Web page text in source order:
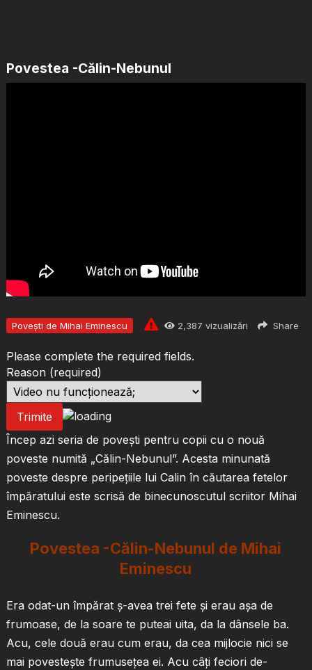
Povestea -Călin-Nebunul
Povești de Mihai Eminescu 2,387 vizualizări Share
Please complete the required fields.
Reason (required)
Trimite
Încep azi seria de povești pentru copii cu o nouă
poveste numită „Călin-Nebunul”. Acesta minunată
poveste despre peripețiile lui Calin în căutarea fetelor
împăratului este scrisă de binecunoscutul scriitor Mihai
Eminescu.
Povestea -Călin-Nebunul de Mihai
Eminescu
Era odat-un împărat ş-avea trei fete şi erau aşa de
frumoase, de la soare te puteai uita, da la dânsele ba.
Acu, cele două erau cum erau, da cea mijlocie nici se
mai povesteşte frumuseţea ei. Acu câţi feciori de-